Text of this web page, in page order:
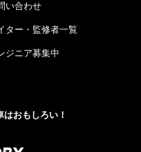
い合わせ
ター・監修者一覧
ジニア募集中
おもしろい！